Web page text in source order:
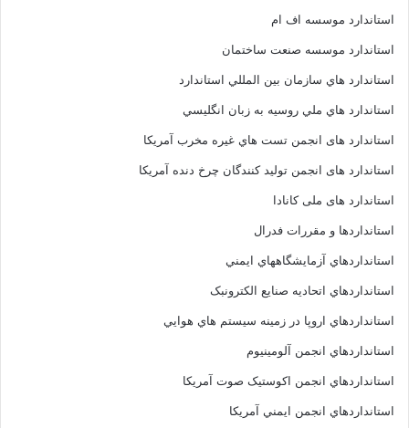
استاندارد موسسه اف ام
استاندارد موسسه صنعت ساختمان
استاندارد هاي سازمان بين المللي استاندارد
استاندارد هاي ملي روسيه به زبان انگليسي
استاندارد های انجمن تست هاي غيره مخرب آمريکا
استاندارد های انجمن توليد کنندگان چرخ دنده آمريکا
استاندارد های ملی کانادا
استانداردها و مقررات فدرال
استانداردهاي آزمايشگاههاي ايمني
استانداردهاي اتحاديه صنايع الکترونبک
استانداردهاي اروپا در زمينه سيستم هاي هوايي
استانداردهاي انجمن آلومينيوم
استانداردهاي انجمن اکوستيک صوت آمريکا
استانداردهاي انجمن ايمني آمريکا